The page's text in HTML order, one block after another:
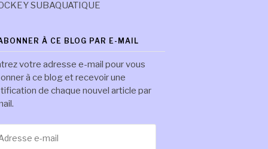
SUBAQUATIQUE
À CE BLOG PAR E-MAIL
votre adresse e-mail pour vous
à ce blog et recevoir une
de chaque nouvel article par